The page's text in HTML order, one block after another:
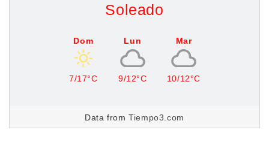
Soleado
Dom
7/17°C
Lun
9/12°C
Mar
10/12°C
Data fromTiempo3.com